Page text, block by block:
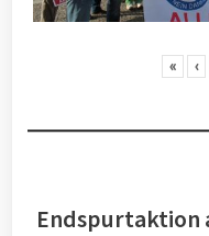
« ‹
Endspurtaktion